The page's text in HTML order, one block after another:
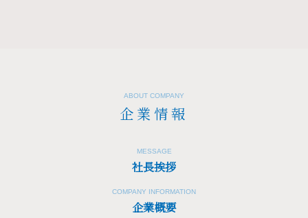
ABOUT COMPANY
企業情報
MESSAGE
社長挨拶
COMPANY INFORMATION
企業概要